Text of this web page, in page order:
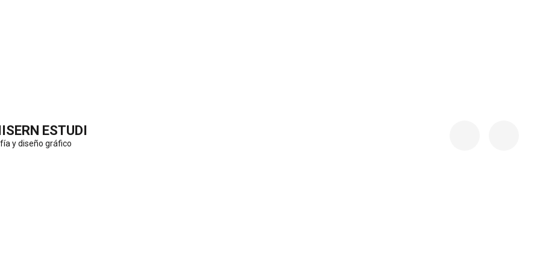
ESTUDI
y diseño gráfico